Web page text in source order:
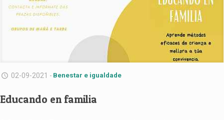
02-09-2021 - Benestar e igualdade
Educando en familia